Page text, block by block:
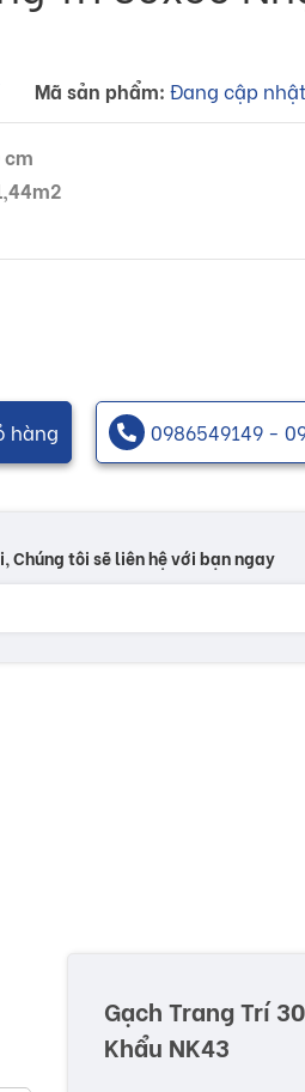
Mã sản phẩm: Đang cập nhật
hàng 0986549149 -
Chúng tôi sẽ liên hệ với bạn ngay
Gạch Trang Trí
Khẩu NK43